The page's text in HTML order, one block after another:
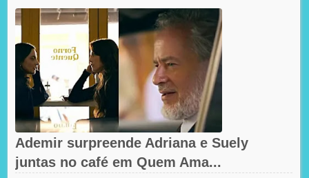
Ademir surpreende Adriana e Suely
juntas no café em Quem Ama...